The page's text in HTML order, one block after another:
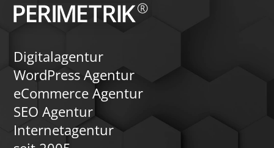
Digitalagentur
WordPress Agentur
eCommerce Agentur
SEO Agentur
Internetagentur